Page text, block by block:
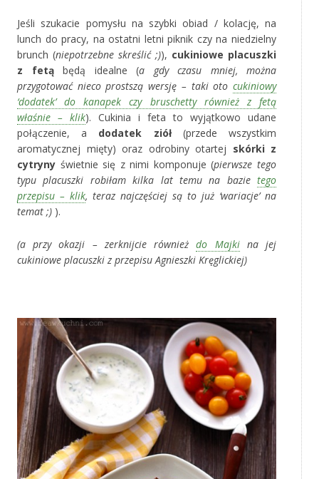
Jeśli szukacie pomysłu na szybki obiad / kolację, na
lunch do pracy, na ostatni letni piknik czy na niedzielny
brunch (niepotrzebne skreślić ;)), cukiniowe placuszki
z fetąbędą idealne (a gdy czasu mniej, można
przygotować nieco prostszą wersję – taki oto cukiniowy
‘dodatek’ do kanapek czy bruschetty również z fetą
właśnie – klik). Cukinia i feta to wyjątkowo udane
połączenie, a dodatek ziół(przede wszystkim
aromatycznej mięty) oraz odrobiny otartej skórki z
cytryny świetnie się z nimi komponuje (pierwsze tego
typu placuszki robiłam kilka lat temu na bazie tego
przepisu – klik, teraz najczęściej są to już ‘wariacje’ na
temat ;) ).
(a przy okazji – zerknijcie równieżdo Majkina jej
cukiniowe placuszki z przepisu Agnieszki Kręglickiej)